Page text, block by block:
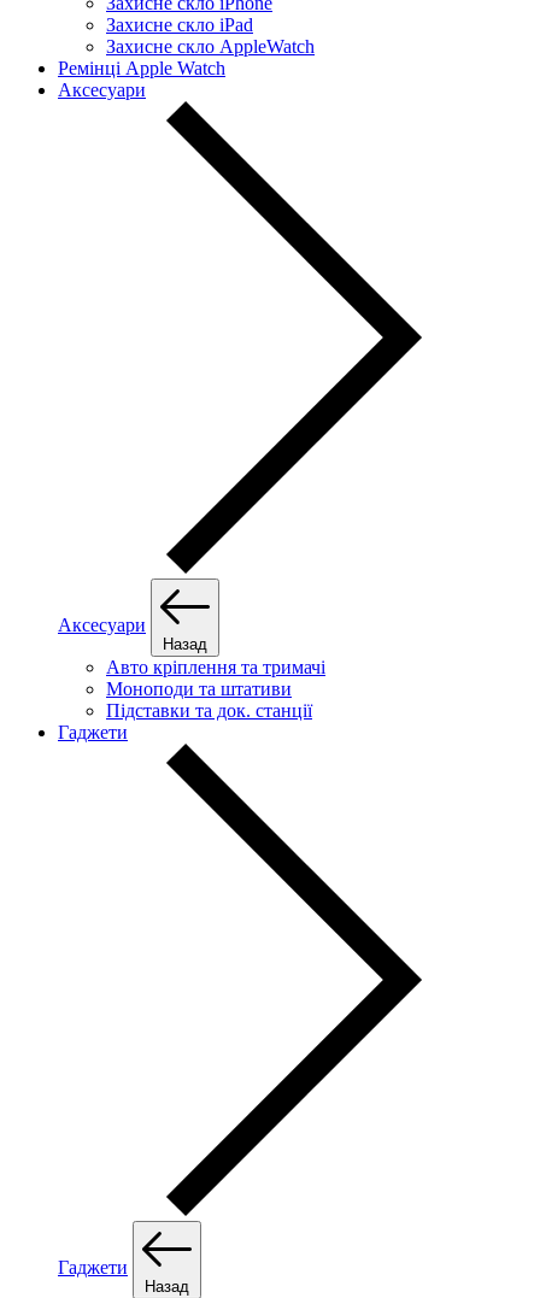
Захисне скло iPad
Захисне скло AppleWatch
Ремінці Apple Watch
Аксесуари
Аксесуари
Назад
Авто кріплення та тримачі
Моноподи та штативи
Підставки та док. станції
Гаджети
Гаджети
Назад